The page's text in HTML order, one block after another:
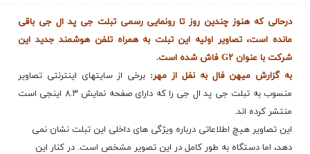
درحالی که هنوز چندین روز تا رونمایی رسمی تبلت جی پد ال جی باقی
مانده است، تصاویر اولیه این تبلت به همراه تلفن هوشمند جدید این
شرکت با عنوان G۲ فاش شده است.
به گزارش میهن فال به نفل از مهر: برخی از سایتهای اینترنتی تصاویر
منسوب به تبلت جی پد ال جی را که دارای صفحه نمایش ۸.۳ اینجی است
منتشر کرده اند.
این تصاویر هیچ اطلاعاتی درباره ویژگی های داخلی این تبلت نشان نمی
دهد، اما دستگاه به طور کامل در این تصویر مشخص است. در کنار این